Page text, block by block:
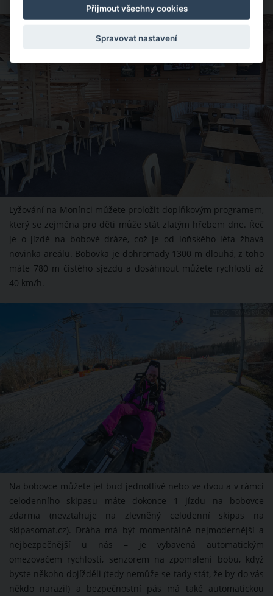
Lyžování na Monínci můžete proložit doplňkovým programem,
který se zejména pro děti může stát zlatým hřebem dne. Řeč
je o jízdě na bobové dráze, což je od loňského léta žhavá
novinka areálu. Bobovka je dohromady 1300 m dlouhá, z toho
máte 780 m čistého sjezdu a dosáhnout můžete rychlosti až
40 km/h.
Na bobovce můžete jet buď jednotlivě nebo ve dvou a v rámci
celodenního skipasu máte dokonce 1 jízdu na bobovce
zdarma (nevztahuje na zlevněný celodenní skipas na
skipasomat.cz). Dráha má být momentálně nejmodernější a
nejbezpečnější u nás – je vybavená automatickým
omezovačem rychlosti, senzorem na zpomalení bobu, když
byste někoho dojížděli (tedy nemůže se tady stát, že by do vás
někdo narazil) a bezpečnostní pás má také automatickou
Přijmout všechny cookies
Spravovat nastavení